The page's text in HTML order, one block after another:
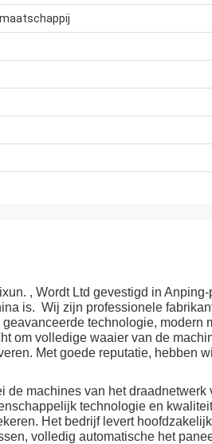
, Wordt Ltd gevestigd in
is. Wij zijn professionele
technologie, modern
om volledige waaier van de
Met goede reputatie, hebben
machines van het draadnetwerk
technologie en
Het bedrijf levert
volledig automatische het